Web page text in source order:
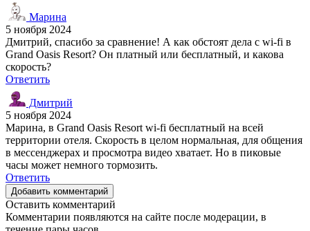
Марина
5 ноября 2024
Дмитрий, спасибо за сравнение! А как обстоят дела с wi-fi в
Grand Oasis Resort? Он платный или бесплатный, и какова
скорость?
Ответить
Дмитрий
5 ноября 2024
Марина, в Grand Oasis Resort wi-fi бесплатный на всей
территории отеля. Скорость в целом нормальная, для общения
в мессенджерах и просмотра видео хватает. Но в пиковые
часы может немного тормозить.
Ответить
Добавить комментарий
Оставить комментарий
Комментарии появляются на сайте после модерации, в